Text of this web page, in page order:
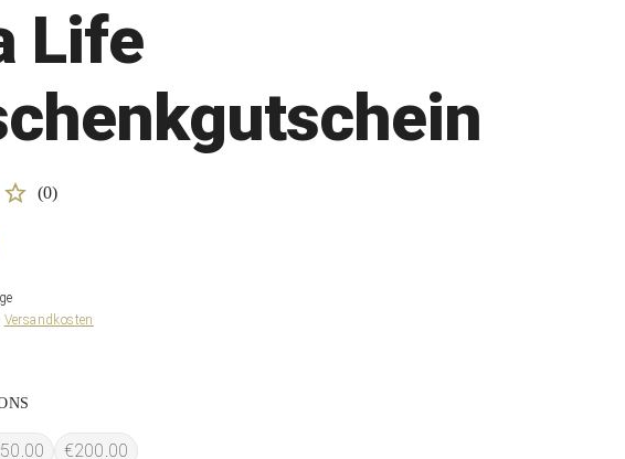
Life
(0)
Versandkosten
€200.00